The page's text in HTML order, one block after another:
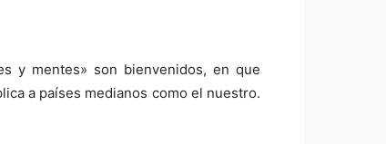
y mentes» son bienvenidos, en que
a países medianos como el nuestro.